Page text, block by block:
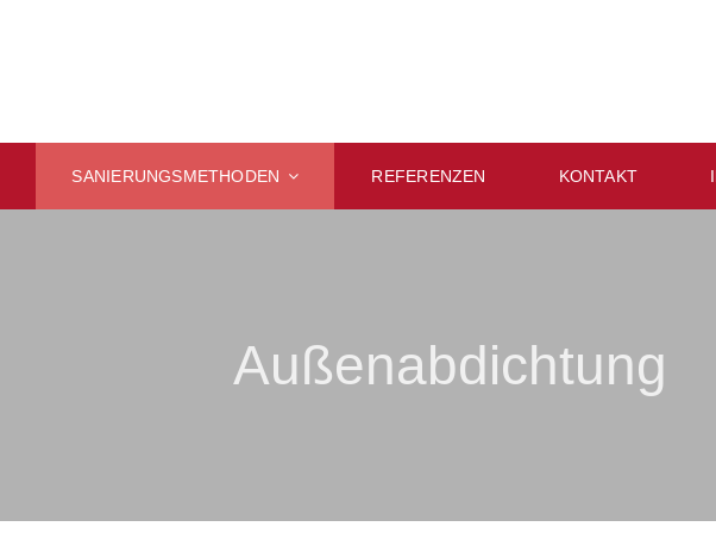
SANIERUNGSMETHODEN REFERENZEN KONTAKT
Außenabdichtung